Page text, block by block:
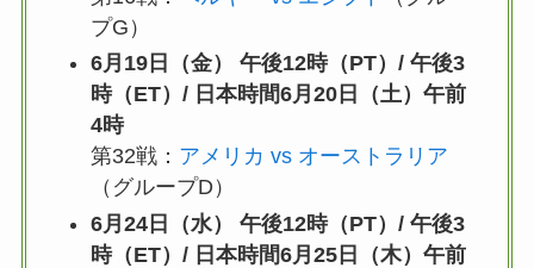
プG）
6月19日（金） 午後12時（PT）/ 午後3
時（ET）/ 日本時間6月20日（土）午前
4時
第32戦： アメリカ vs オーストラリア
（グループD）
6月24日（水） 午後12時（PT）/ 午後3
時（ET）/ 日本時間6月25日（木）午前